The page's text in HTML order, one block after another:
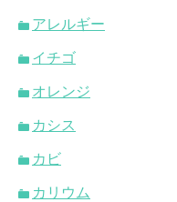
アレルギー
イチゴ
オレンジ
カシス
カビ
カリウム